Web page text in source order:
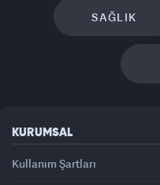
SAĞLIK
KURUMSAL
Kullanım Şartları